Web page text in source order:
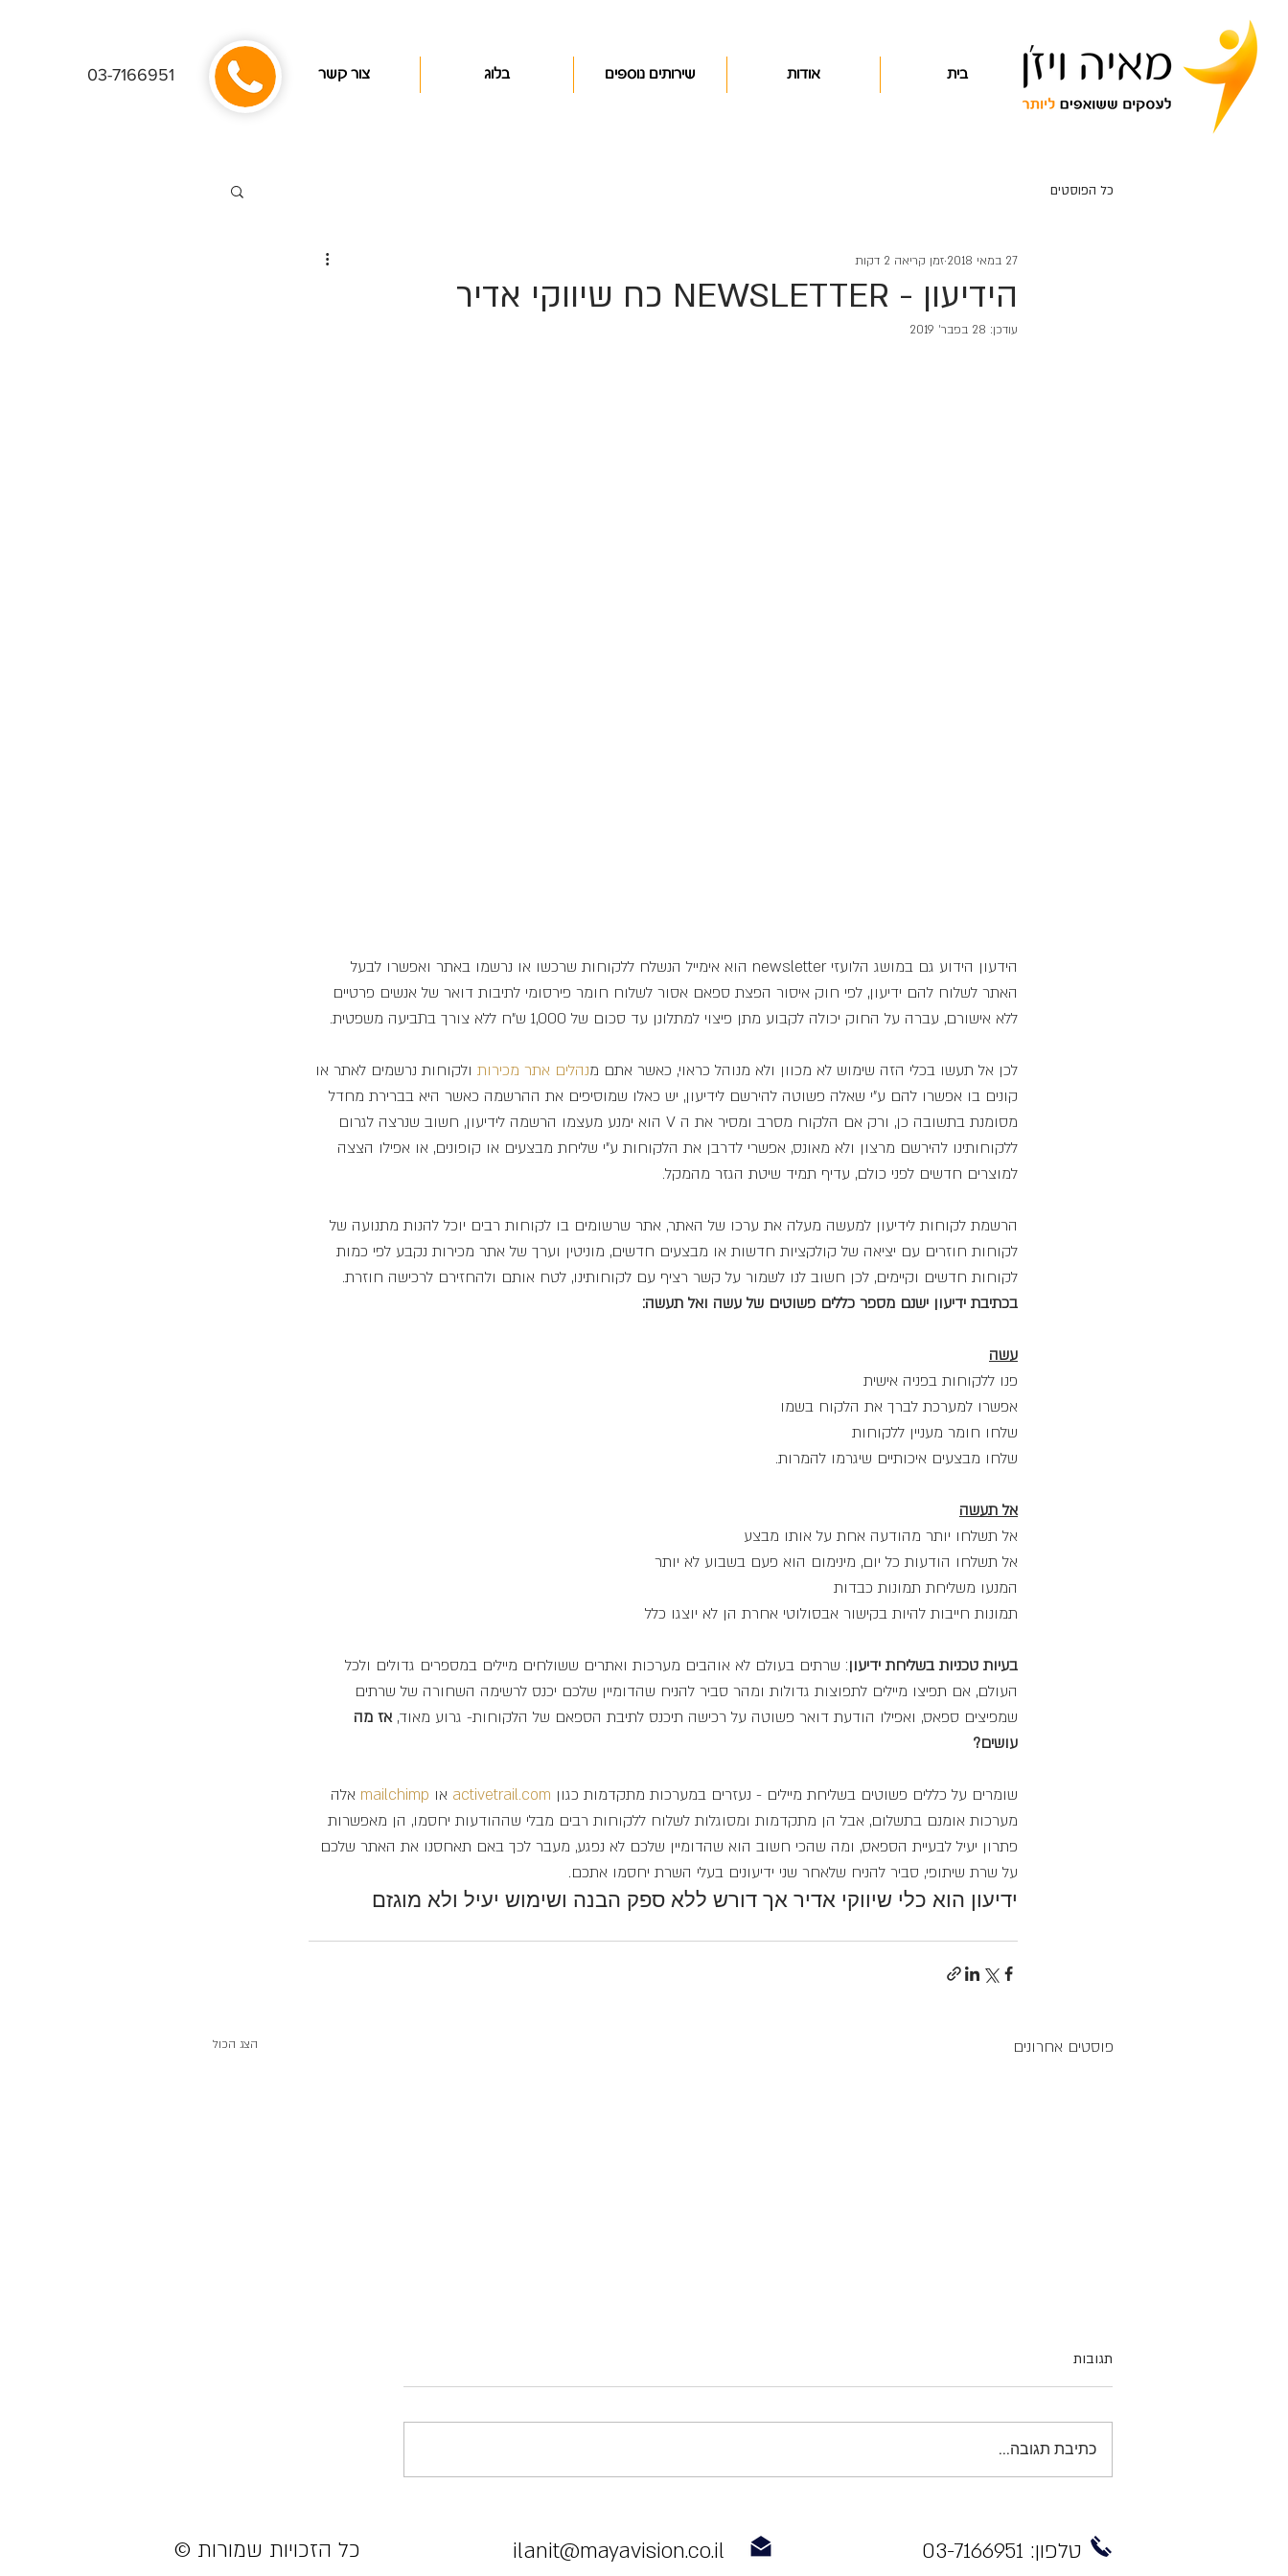
03-7166951 בית אודות שירותים נוספים בלוג צור קשר
כל הפוסטים
הידיעון - NEWSLETTER כח שיווקי אדיר
27 במאי 2018 זמן קריאה 2 דקות
עודכן: 28 בפבר׳ 2019
הידעון הידוע גם במושג הלועזי newsletter הוא אימייל הנשלח ללקוחות שרכשו או נרשמו באתר ואפשרו לבעל
האתר לשלוח להם ידיעון, לפי חוק איסור הפצת ספאם אסור לשלוח חומר פירסומי לתיבות דואר של אנשים פרטיים
ללא אישורם, עברה על החוק יכולה לקבוע מתן פיצוי למתלונן עד סכום של 1,000 ש"ח ללא צורך בתביעה משפטית.
לכן אל תעשו בכלי הזה שימוש לא מכוון ולא מנוהל כראוי, כאשר אתם מנהלים אתר מכירות ולקוחות נרשמים לאתר או
קונים בו אפשרו להם ע"י שאלה פשוטה להירשם לידיעון, יש כאלו שמוסיפים את ההרשמה כאשר היא בברירת מחדל
מסומנת בתשובה כן, ורק אם הלקוח מסרב ומסיר את ה V הוא ימנע מעצמו הרשמה לידיעון, חשוב שנרצה לגרום
ללקוחותינו להירשם מרצון ולא מאונס, אפשרי לדרבן את הלקוחות ע"י שליחת מבצעים או קופונים, או אפילו הצצה
למוצרים חדשים לפני כולם, עדיף תמיד שיטת הגזר מהמקל.
הרשמת לקוחות לידיעון למעשה מעלה את ערכו של האתר, אתר שרשומים בו לקוחות רבים יוכל להנות מתנועה של
לקוחות חוזרים עם יציאה של קולקציות חדשות או מבצעים חדשים, מוניטין וערך של אתר מכירות נקבע לפי כמות
לקוחות חדשים וקיימים, לכן חשוב לנו לשמור על קשר רציף עם לקוחותינו, לטח אותם ולהחזירם לרכישה חוזרת.
בכתיבת ידיעון ישנם מספר כללים פשוטים של עשה ואל תעשה:
עשה
פנו ללקוחות בפניה אישית
אפשרו למערכת לברך את הלקוח בשמו
שלחו חומר מעניין ללקוחות
שלחו מבצעים איכותיים שיגרמו להמרות.
אל תעשה
אל תשלחו יותר מהודעה אחת על אותו מבצע
אל תשלחו הודעות כל יום, מינימום הוא פעם בשבוע לא יותר
המנעו משליחת תמונות כבדות
תמונות חייבות להיות בקישור אבסולוטי אחרת הן לא יוצגו כלל
בעיות טכניות בשליחת ידיעון: שרתים בעולם לא אוהבים מערכות ואתרים ששולחים מיילים במספרים גדולים ולכל
העולם, אם תפיצו מיילים לתפוצות גדולות ומהר סביר להניח שהדומיין שלכם יכנס לרשימה השחורה של שרתים
שמפיצים ספאס, ואפילו הודעת דואר פשוטה על רכישה תיכנס לתיבת הספאם של הלקוחות- גרוע מאוד, אז מה
עושים?
שומרים על כללים פשוטים בשליחת מיילים - נעזרים במערכות מתקדמות כגון activetrail.com ‏ או mailchimp אלה
מערכות אומנם בתשלום, אבל הן מתקדמות ומסוגלות לשלוח ללקוחות רבים מבלי שההודעות יחסמו, הן מאפשרות
פתרון יעיל לבעיית הספאס, ומה שהכי חשוב הוא שהדומיין שלכם לא נפגע, מעבר לכך באם תאחסנו את האתר שלכם
על שרת שיתופי, סביר להניח שלאחר שני ידיעונים בעלי השרת יחסמו אתכם.
ידיעון הוא כלי שיווקי אדיר אך דורש ללא ספק הבנה ושימוש יעיל ולא מוגזם
פוסטים אחרונים הצג הכול
איך בוחרים שרת אחסון טוב? השארו עם האצבע על הדופק
תגובות
כתיבת תגובה...
כל הזכויות שמורות © ilanit@mayavision.co.il טלפון: 03-7166951